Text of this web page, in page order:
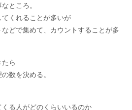
ところ。
くれることが多いが
どで集めて、カウントすることが多
ら
数を決める。
る人がどのくらいいるのか